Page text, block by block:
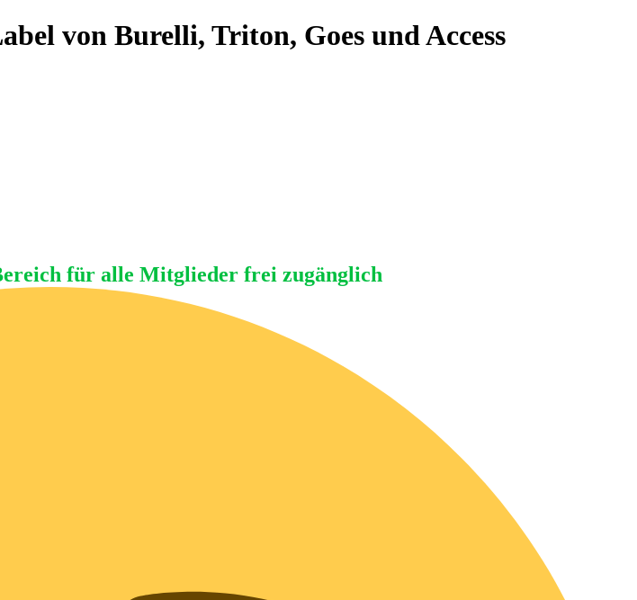
von Burelli, Triton, Goes und Access
für alle Mitglieder frei zugänglich